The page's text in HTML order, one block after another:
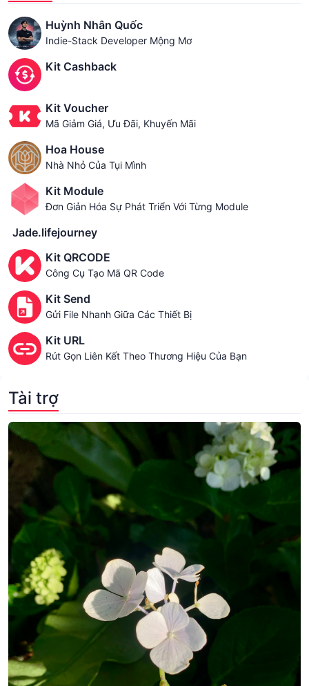
Huỳnh Nhân Quốc
Indie-Stack Developer Mộng Mơ
Kit Cashback
Kit Voucher
Mã Giảm Giá, Ưu Đãi, Khuyến Mãi
Hoa House
Nhà Nhỏ Của Tụi Mình
Kit Module
Đơn Giản Hóa Sự Phát Triển Với Từng Module
Jade.lifejourney
Kit QRCODE
Công Cụ Tạo Mã QR Code
Kit Send
Gửi File Nhanh Giữa Các Thiết Bị
Kit URL
Rút Gọn Liên Kết Theo Thương Hiệu Của Bạn
Tài trợ